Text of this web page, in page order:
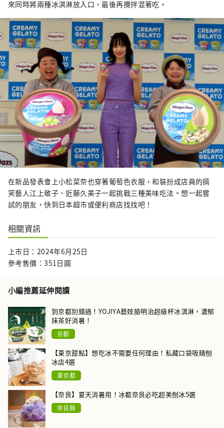
來同時將兩種冰淇淋放入口，最後再攪拌混著吃。
在新品發表會上小松菜奈也穿著葡萄色衣服，和裝扮成店員的搞
笑藝人江上敬子、近藤久美子一起挑戰三種美味吃法。想一起嘗
試的朋友，快到日本超市或便利商店找找吧！
相關資訊
上市日：2024年6月25日
參考售價：351日圓
小編推薦延伸閱讀
到京都別錯過！YOJIYA藝妓臉明治超級杯冰淇淋，濃郁
抹茶好消暑！
京都
【東京甜點】想吃冰不需要任何理由！私藏口袋吸睛刨
冰店4選
東京都
【奈良】夏天消暑用！冰都奈良必吃超美刨冰5選
奈良縣